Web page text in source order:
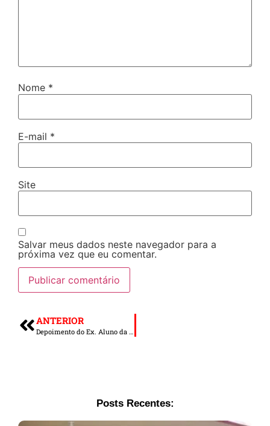
Nome *
E-mail *
Site
Salvar meus dados neste navegador para a
próxima vez que eu comentar.
ANTERIOR
Depoimento do Ex. Aluno da Casa de Paulo Freire, Edvaldo Itacaramby
Posts Recentes: